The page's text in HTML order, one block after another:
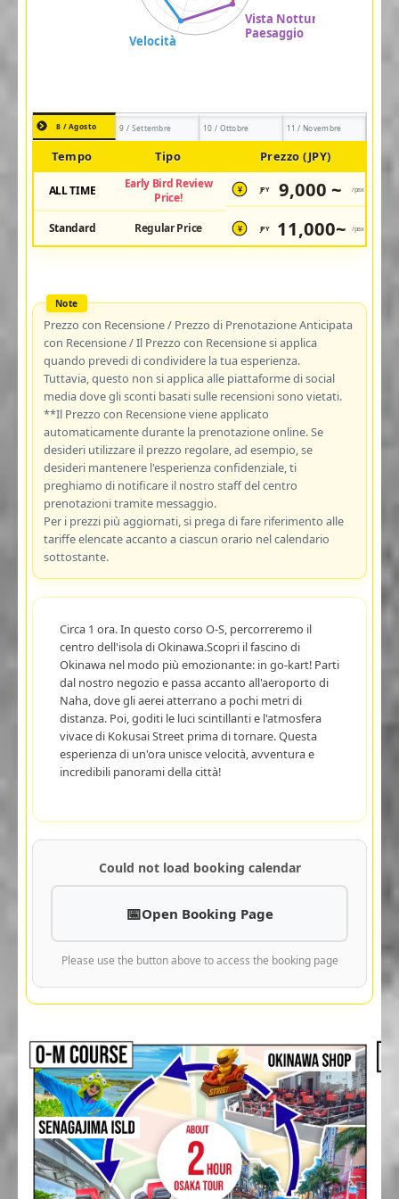
8 / Agosto 9 / Settembre 10 / Ottobre 11 / Novembre
Tempo Tipo Prezzo (JPY)
ALL TIME
Early Bird Review
Price!
¥ JPY 9,000 ~ /pax
Standard Regular Price ¥ JPY 11,000~ /pax
Prezzo con Recensione / Prezzo di Prenotazione Anticipata
con Recensione / Il Prezzo con Recensione si applica
quando prevedi di condividere la tua esperienza.
Tuttavia, questo non si applica alle piattaforme di social
media dove gli sconti basati sulle recensioni sono vietati.
**Il Prezzo con Recensione viene applicato
automaticamente durante la prenotazione online. Se
desideri utilizzare il prezzo regolare, ad esempio, se
desideri mantenere l'esperienza confidenziale, ti
preghiamo di notificare il nostro staff del centro
prenotazioni tramite messaggio.
Per i prezzi più aggiornati, si prega di fare riferimento alle
tariffe elencate accanto a ciascun orario nel calendario
sottostante.
Circa 1 ora. In questo corso O-S, percorreremo il
centro dell'isola di Okinawa.Scopri il fascino di
Okinawa nel modo più emozionante: in go-kart! Parti
dal nostro negozio e passa accanto all'aeroporto di
Naha, dove gli aerei atterrano a pochi metri di
distanza. Poi, goditi le luci scintillanti e l'atmosfera
vivace di Kokusai Street prima di tornare. Questa
esperienza di un'ora unisce velocità, avventura e
incredibili panorami della città!
Could not load booking calendar
Open Booking Page
Please use the button above to access the booking page